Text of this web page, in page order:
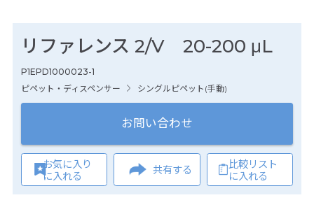
リファレンス 2/V 20-200 μL
P1EPD1000023-1
ピペット・ディスペンサー
シングルピペット(手動)
お問い合わせ
お気に入り
に入れる
共有する
比較リスト
に入れる